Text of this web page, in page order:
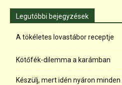
Legutóbbi bejegyzések
A tökéletes lovastábor receptje
Kötőfék-dilemma a karámban
Készülj, mert idén nyáron